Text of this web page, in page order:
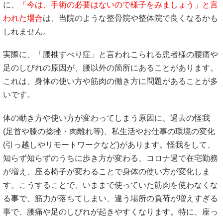
に、
「今は、手術の必要はないので様子をみましょう」と言
われた場合は、当院のような整骨院や整体院で良くなるかも
しれません。
実際に、「腰椎すべり症」と言われこられる患者様の腰痛や
足のしびれの原因が、腰以外の箇所にあることがあります。
これは、身体の使い方や筋肉の働き方に問題があることが多
いです。
体の動き方や使い方が変わってしまう原因に、過去の怪我
(足首や膝の捻挫・肉離れ等)、私生活やお仕事の環境の変化
(引っ越しやリモートワークなど)があります。怪我をして、
知らず知らずのうちに歩き方が変わる、コロナ過で在宅勤務
が増え、座る椅子が変わることで身体の使い方が変化しま
す。こうすることで、いままで使っていた筋肉を使わなくな
る事で、筋力が落ちてしまい、違う場所の負荷が増えすぎる
事で、腰痛や足のしびれが起きやすくなります。特に、座っ